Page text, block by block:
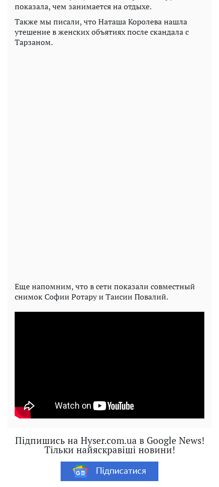
показала, чем занимается на отдыхе.
Также мы писали, что Наташа Королева нашла
утешение в женских объятиях после скандала с
Тарзаном.
Еще напомним, что в сети показали совместный
снимок Софии Ротару и Таисии Повалий.
Підпишись на Hyser.com.ua в Google News!
Тільки найяскравіші новини!
Підписатися